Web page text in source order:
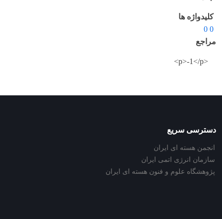
کلیدواژه ها
0 0
مراجع
<p>-1</p>
دسترسی سریع
انجمن هسته ای ایران
سازمان انرژی اتمی ایران
پژوهشگاه علوم و فنون هسته ای ایران